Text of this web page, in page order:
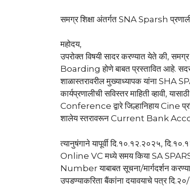
समग्र शिक्षा अंतर्गत SNA Sparsh
महोदय,
उपरोक्त विषयी सादर करण्यात येते की,
Boarding होणे बाबत प्रस्तावित आहे. सदर
शाळास्तरावरील मुख्याध्यापक यांना SHA
कार्यप्रणालीची सविस्तर माहिती व्हावी,
Conference द्वारे जिल्हानिहाय Cine
शालेय स्तरावरून Current Bank
त्यानुषंगाने यापूर्वी दि.१०.१२.२०२५,
Online VC मध्ये समय किया SA
Number याबाबत सूचना/मार्गदर्शन
उपडण्याकरिता बैंकांना दयावयाचे पत्र